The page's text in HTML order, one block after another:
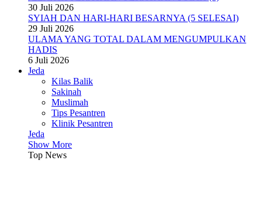
30 Juli 2026
SYIAH DAN HARI-HARI BESARNYA (5 SELESAI)
29 Juli 2026
ULAMA YANG TOTAL DALAM MENGUMPULKAN
HADIS
6 Juli 2026
Jeda
Kilas Balik
Sakinah
Muslimah
Tips Pesantren
Klinik Pesantren
Jeda
Show More
Top News